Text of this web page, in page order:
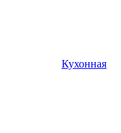
Кухонная